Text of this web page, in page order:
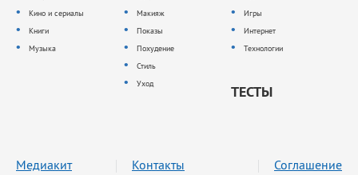
Кино и сериалы
Книги
Музыка
Макияж
Показы
Похудение
Стиль
Уход
Игры
Интернет
Технологии
ТЕСТЫ
Медиакит Контакты Соглашение